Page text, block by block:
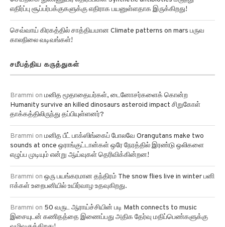
எதிர்ப்பு சூப்பர்பக்குகளுக்கு எதிராக பயனுள்ளதாக இருக்கிறது!
செவ்வாய் கிரகத்தில் சாத்தியமான Climate patterns on mars பருவ
காலநிலை வடிவங்கள்!
சமீபத்திய கருத்துகள்
Brammi
மனித மூதாதையர்கள், டைனோசர்களைக் கொன்ற
Humanity survive an killed dinosaurs asteroid impact சிறுகோள்
தாக்கத்திலிருந்து தப்பியுள்ளனர்?
Brammi
மனித பீட் பாக்ஸிங்கைப் போலவே Orangutans make two
sounds at once ஒராங்குட்டான்கள் ஒரே நேரத்தில் இரண்டு ஒலிகளை
எழுப்ப முடியும் என்று ஆய்வுகள் தெரிவிக்கின்றன!
Brammi
ஒரு பயங்கரமான தந்திரம் The snow flies live in winter பனி
ஈக்கள் உறைபனியில் உயிர்வாழ உதவுகிறது.
Brammi
50 வருட ஆராய்ச்சியின் படி Math connects to music
இசையுடன் கணிதத்தை இணைப்பது அதிக தேர்வு மதிப்பெண்களுக்கு
வழிவகுக்கிறது!